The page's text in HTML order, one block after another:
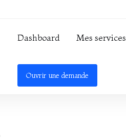
Dashboard Mes services
Ouvrir une demande